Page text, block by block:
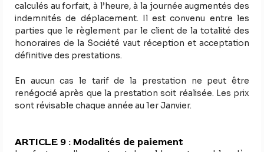
calculés au forfait, à l’heure, à la journée augmentés des
indemnités de déplacement. Il est convenu entre les
parties que le règlement par le client de la totalité des
honoraires de la Société vaut réception et acceptation
définitive des prestations.
En aucun cas le tarif de la prestation ne peut être
renégocié après que la prestation soit réalisée. Les prix
sont révisable chaque année au 1er Janvier.
ARTICLE 9 : Modalités de paiement